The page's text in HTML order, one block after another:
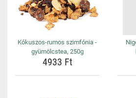
Kókuszos-rumos szimfónia -
gyümölcstea, 250g
4933 Ft